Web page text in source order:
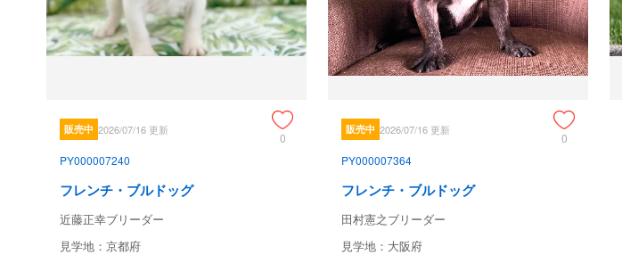
販売中 2026/07/16 更新
0
PY000007240
フレンチ・ブルドッグ
近藤正幸ブリーダー
見学地：京都府
販売中 2026/07/16 更新
0
PY000007364
フレンチ・ブルドッグ
田村憲之ブリーダー
見学地：大阪府